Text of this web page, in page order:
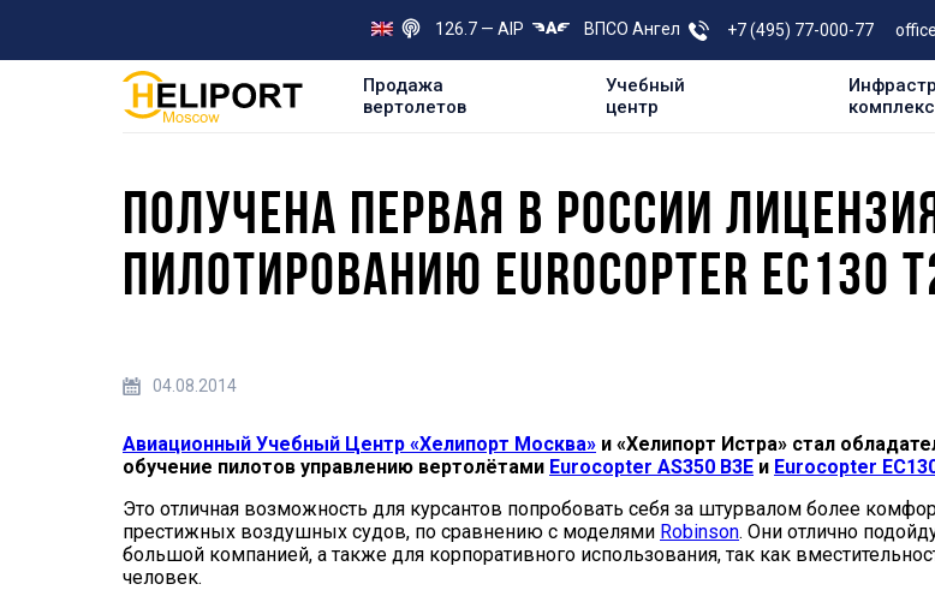
126.7 — AIP ВПСО Ангел +7 (495) 77-000-77
Продажа
вертолетов
Учебный
центр
ПОЛУЧЕНА ПЕРВАЯ В РОССИИ
ПИЛОТИРОВАНИЮ EUROCOPTER EC130
04.08.2014
Авиационный Учебный Центр «Хелипорт Москва» и «Хелипорт Истра» стал
обучение пилотов управлению вертолётами Eurocopter AS350 B3E и Eurocopter
Это отличная возможность для курсантов попробовать себя за штурвалом более
престижных воздушных судов, по сравнению с моделями Robinson. Они отлично
большой компанией, а также для корпоративного использования, так как
человек.